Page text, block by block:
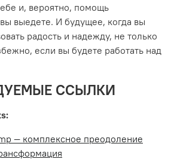
и, вероятно, помощь
выедете. И будущее, когда вы
радость и надежду, не только
если вы будете работать над
ССЫЛКИ
— комплексное преодоление